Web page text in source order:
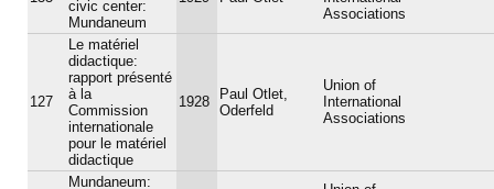
civic center:
Mundaneum
Associations
127
Le matériel
didactique:
rapport présenté
à la
Commission
internationale
pour le matériel
didactique
1928
Paul Otlet,
Oderfeld
Union of
International
Associations
Mundaneum: